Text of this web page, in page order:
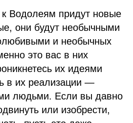
Водолеям придут новые
они будут необычными
и необычных
это вас в них
их идеями
в их реализации —
людьми. Если вы давно
или изобрести,